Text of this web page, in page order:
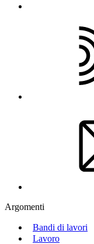
Argomenti
Bandi di lavori
Lavoro